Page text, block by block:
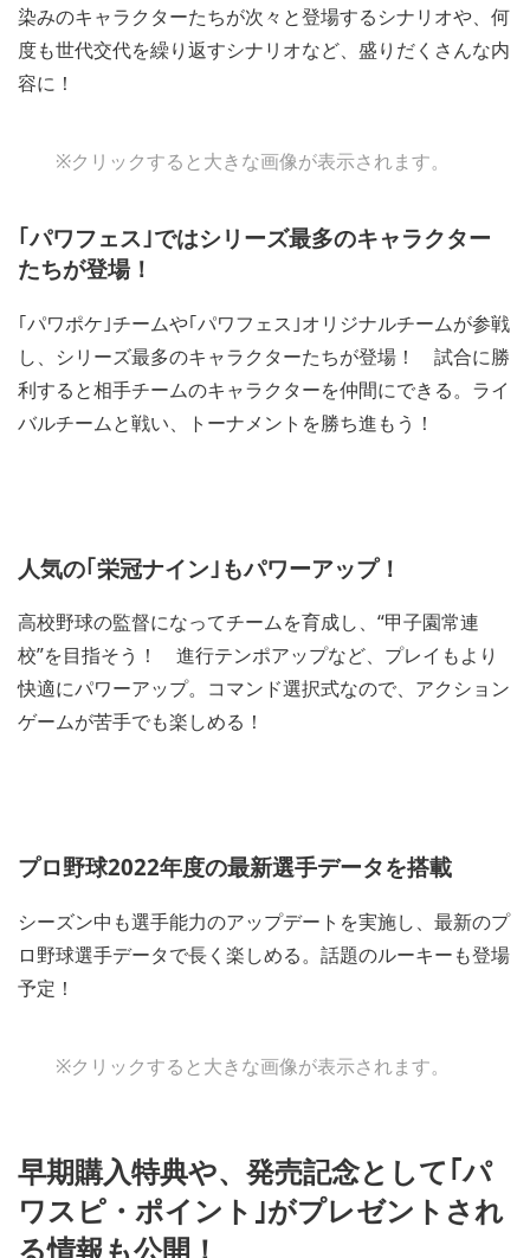
染みのキャラクターたちが次々と登場するシナリオや、何
度も世代交代を繰り返すシナリオなど、盛りだくさんな内
容に！
※クリックすると大きな画像が表示されます。
｢パワフェス｣ではシリーズ最多のキャラクター
たちが登場！
｢パワポケ｣チームや｢パワフェス｣オリジナルチームが参戦
し、シリーズ最多のキャラクターたちが登場！ 試合に勝
利すると相手チームのキャラクターを仲間にできる。ライ
バルチームと戦い、トーナメントを勝ち進もう！
人気の｢栄冠ナイン｣もパワーアップ！
高校野球の監督になってチームを育成し、“甲子園常連
校”を目指そう！ 進行テンポアップなど、プレイもより
快適にパワーアップ。コマンド選択式なので、アクション
ゲームが苦手でも楽しめる！
プロ野球2022年度の最新選手データを搭載
シーズン中も選手能力のアップデートを実施し、最新のプ
ロ野球選手データで長く楽しめる。話題のルーキーも登場
予定！
※クリックすると大きな画像が表示されます。
早期購入特典や、発売記念として｢パ
ワスピ・ポイント｣がプレゼントされ
る情報も公開！